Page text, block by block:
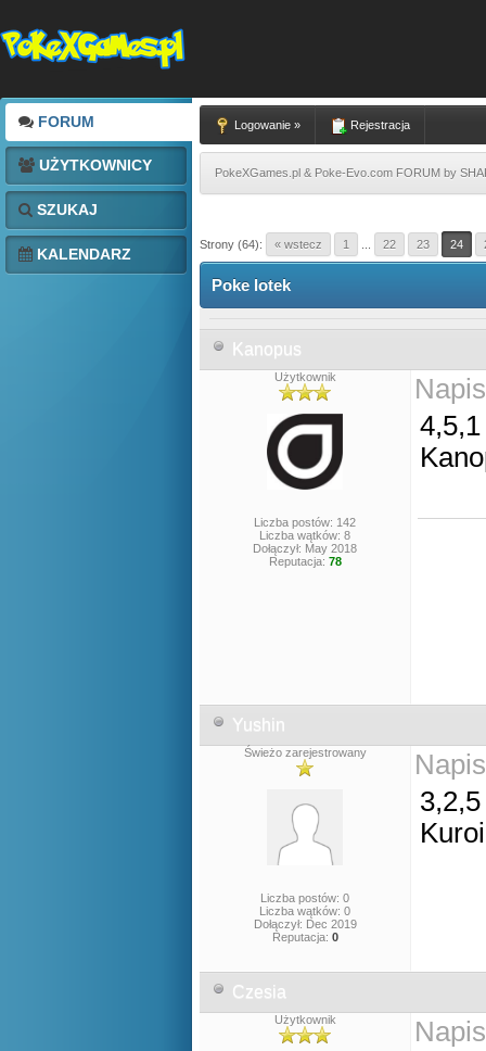
FORUM
UŻYTKOWNICY
SZUKAJ
KALENDARZ
Logowanie » Rejestracja
PokeXGames.pl & Poke-Evo.com FORUM by
Strony (64): « wstecz 1 22 23 24
Poke lotek
Kanopus
Użytkownik
Liczba postów: 142
Liczba wątków: 8
Dołączył: May 2018
Reputacja: 78
4,5,1
Yushin
Świeżo zarejestrowany
Liczba postów: 0
Liczba wątków: 0
Dołączył: Dec 2019
Reputacja: 0
3,2,5
Czesia
Użytkownik